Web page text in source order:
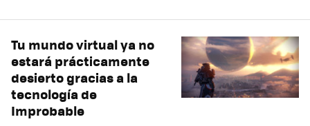
Tu mundo virtual ya no
estará prácticamente
desierto gracias a la
tecnología de
Improbable